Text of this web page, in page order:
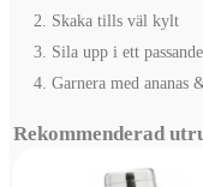
Skaka tills väl kylt
Sila upp i ett
Garnera med ananas
Rekommenderad